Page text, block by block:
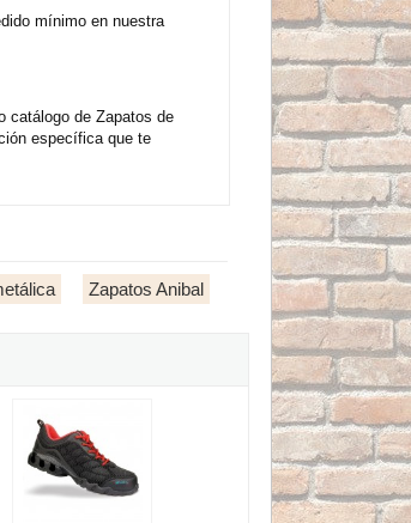
mínimo en nuestra
catálogo de Zapatos de
específica que te
Zapatos Anibal
1688-ZDTN PRO - Zapato deportivo ligero